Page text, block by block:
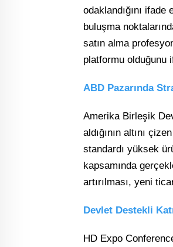
odaklandığını
buluşma
satın alma
platformu olduğunu
ABD Pazarında
Amerika Birleşik
aldığının altını
standardı yüksek
kapsamında
artırılması, yeni
Devlet Destekli
HD Expo